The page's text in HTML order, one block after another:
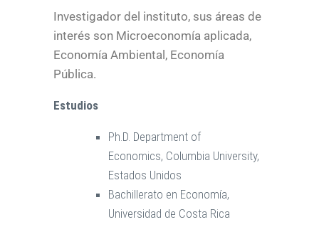
Investigador del instituto, sus áreas de
interés son Microeconomía aplicada,
Economía Ambiental, Economía
Pública.
Estudios
Ph.D. Department of
Economics, Columbia University,
Estados Unidos
Bachillerato en Economía,
Universidad de Costa Rica